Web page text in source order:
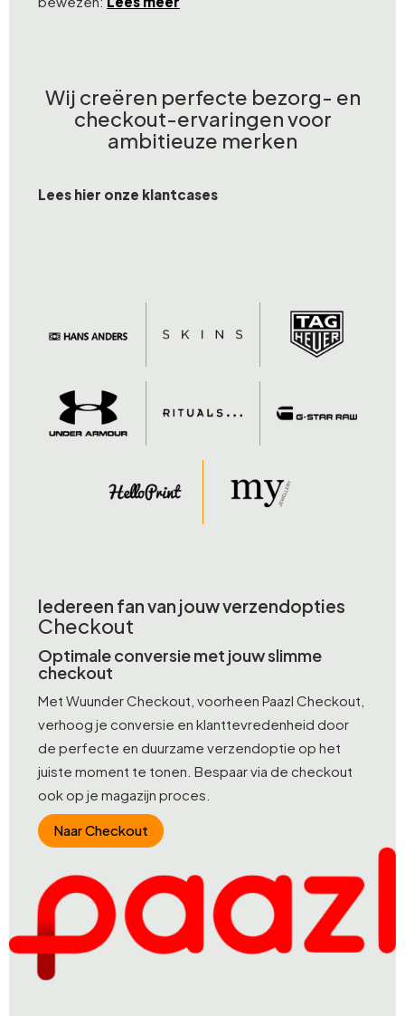
Wij creëren perfecte bezorg- en
checkout-ervaringen voor
ambitieuze merken
Lees hier onze klantcases
Iedereen fan van jouw verzendopties
Checkout
Optimale conversie met jouw slimme
checkout
Met Wuunder Checkout, voorheen Paazl Checkout,
verhoog je conversie en klanttevredenheid door
de perfecte en duurzame verzendoptie op het
juiste moment te tonen. Bespaar via de checkout
ook op je magazijn proces.
Naar Checkout